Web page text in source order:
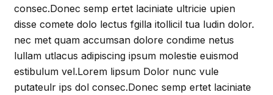
consec.Donec semp ertet laciniate ultricie upien
disse comete dolo lectus fgilla itollicil tua ludin dolor.
nec met quam accumsan dolore condime netus
lullam utlacus adipiscing ipsum molestie euismod
estibulum vel.Lorem lipsum Dolor nunc vule
putateulr ips dol consec.Donec semp ertet laciniate